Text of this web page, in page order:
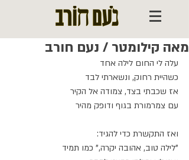
מאה קילומטר / נעם חורב
עלה לי החום לילה אחד
כשהיית רחוק, ונשארתי לבד
אז שכבתי בצד, צמודה אל הקיר
עם צמרמורת בגוף ודופק מהיר
ואז התקשרת כדי להגיד:
"לילה טוב, אהובה יקרה," כמו תמיד